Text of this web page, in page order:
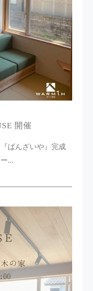
開催
ばんざいや』完成
...